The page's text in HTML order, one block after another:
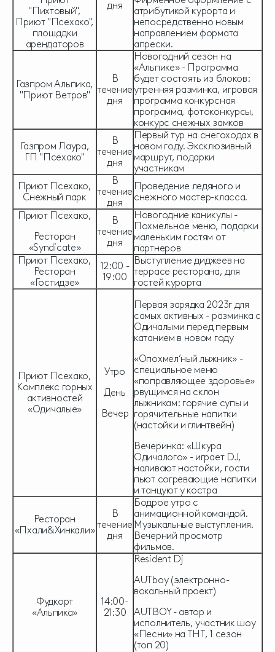
"Пихтовый",
Приют "Псехако",
площадки
арендаторов
дня
атрибутикой курорта и
непосредственно новым
направлением формата
апрески.
Газпром Альпика,
"Приют Ветров"
В
течение
дня
Новогодний сезон на
«Альпике» - Программа
будет состоять из блоков:
утренняя разминка, игровая
программа конкурсная
программа, фотоконкурсы,
конкурс снежных замков
Газпром Лаура,
ГП "Псехако"
В
течение
дня
Первый тур на снегоходах в
новом году. Эксклюзивный
маршрут, подарки
участникам
Приют Псехако,
Снежный парк
В
течение
дня
Проведение ледяного и
снежного мастер-класса.
Приют Псехако,
Ресторан
«Syndicate»
В
течение
дня
Новогодние каникулы -
Похмельное меню, подарки
маленьким гостям от
партнеров
Приют Псехако,
Ресторан
«Гостидзе»
12:00 -
19:00
Выступление диджеев на
террасе ресторана, для
гостей курорта
Приют Псехако,
Комплекс горных
активностей
«Одичалые»
Утро
День
Вечер
Первая зарядка 2023г для
самых активных - разминка с
Одичалыми перед первым
катанием в новом году
«Опохмел’ный лыжник» -
специальное меню
«поправляющее здоровье»
рвущимся на склон
лыжникам: горячие супы и
горячительные напитки
(настойки и глинтвейн)
Вечеринка: «Шкура
Одичалого» - играет DJ,
наливают настойки, гости
пьют согревающие напитки
и танцуют у костра
Ресторан
«Пхали&Хинкали»
В
течение
дня
Бодрое утро с
анимационной командой.
Музыкальные выступления.
Вечерний просмотр
фильмов.
Фудкорт
«Альпика»
14:00-
21:30
Resident Dj
AUTboy (электронно-
вокальный проект)
AUTBOY - автор и
исполнитель, участник шоу
«Песни» на ТHT, 1 сезон
(топ 20)